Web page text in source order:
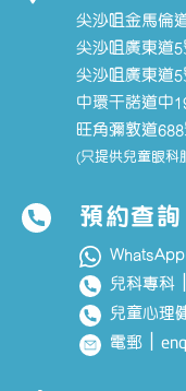
尖沙咀金馬倫
尖沙咀廣東道
尖沙咀廣東道
中環干諾道中
旺角彌敦道
(只提供兒童眼科
預約查詢
WhatsApp
兒科專科
兒童心理
電郵 ｜